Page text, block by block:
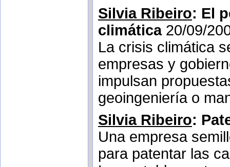
Silvia Ribeiro: El
climática20/09/
La crisis climática
empresas y
impulsan
geoingeniería o
Silvia Ribeiro:
Una empresa
para patentar las